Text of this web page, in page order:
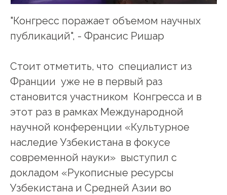
"Конгресс поражает объемом научных
публикаций", - Франсис Ришар
Стоит отметить, что специалист из
Франции уже не в первый раз
становится участником Конгресса и в
этот раз в рамках Международной
научной конференции «Культурное
наследие Узбекистана в фокусе
современной науки» выступил с
докладом «Рукописные ресурсы
Узбекистана и Средней Азии во